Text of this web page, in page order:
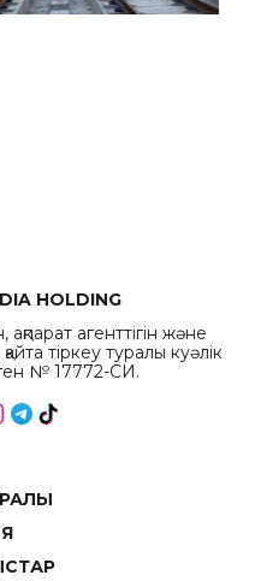
HOLDING
агенттігін және
тіркеу туралы куәлік
№ 17772-СИ.